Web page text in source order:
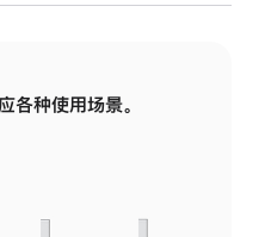
各种使用场景。